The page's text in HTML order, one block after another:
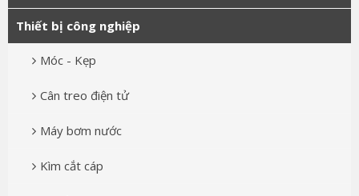
Thiết bị công nghiệp
Móc - Kẹp
Cân treo điện tử
Máy bơm nước
Kìm cắt cáp